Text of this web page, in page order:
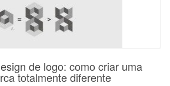
de logo: como criar uma
totalmente diferente